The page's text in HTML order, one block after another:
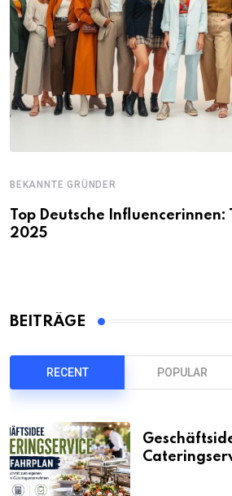
BEKANNTE GRÜNDER
Top Deutsche Influencerinnen:
2025
BEITRÄGE
RECENT POPULAR